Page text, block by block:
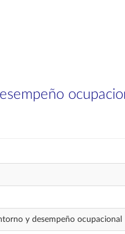
y desempeño ocupacional